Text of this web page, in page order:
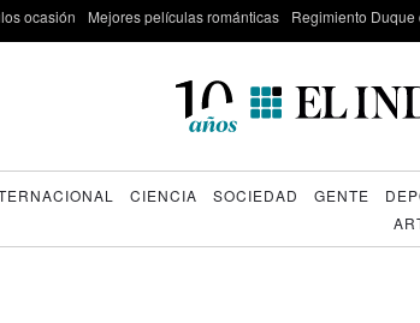
ocasión Mejores películas románticas Regimiento Duque
CIENCIA SOCIEDAD GENTE